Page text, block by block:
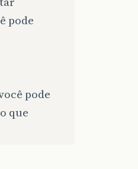
pode
pode
que